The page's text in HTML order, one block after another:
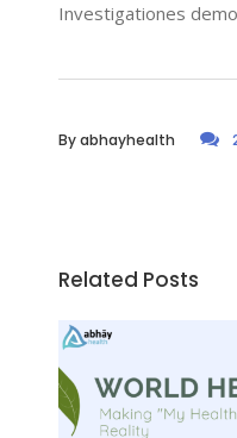
Investigationes
Byabhayhealth
Related Posts